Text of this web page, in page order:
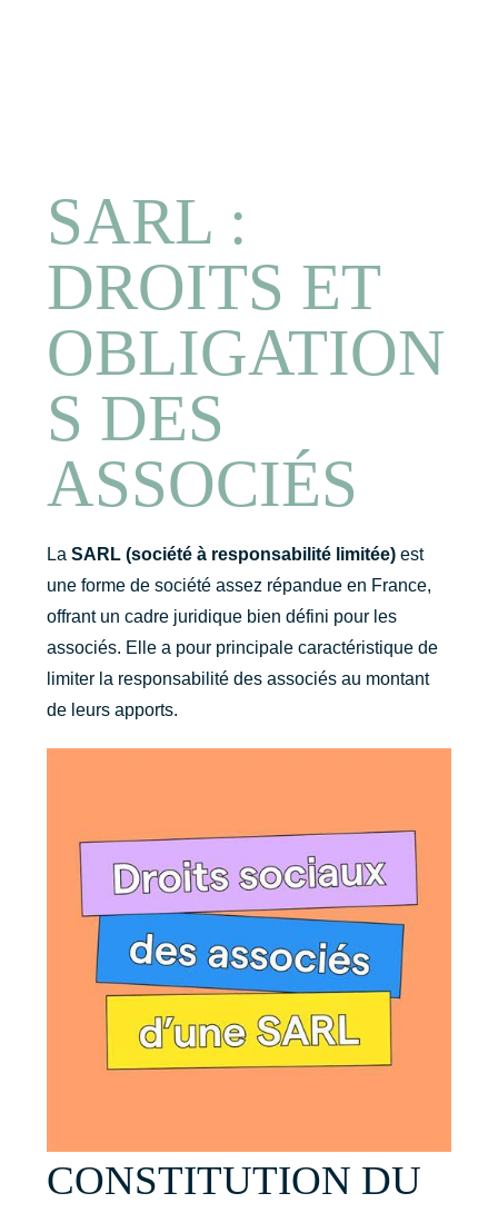
SARL :
DROITS ET
OBLIGATION
S DES
ASSOCIÉS
LaSARL (société à responsabilité limitée) est
une forme de société assez répandue en France,
offrant un cadre juridique bien défini pour les
associés. Elle a pour principale caractéristique de
limiter la responsabilité des associés au montant
de leurs apports.
CONSTITUTION DU